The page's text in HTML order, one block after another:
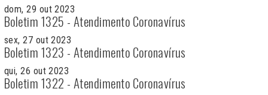
dom, 29 out 2023
Boletim 1325 - Atendimento Coronavírus
sex, 27 out 2023
Boletim 1323 - Atendimento Coronavírus
qui, 26 out 2023
Boletim 1322 - Atendimento Coronavírus